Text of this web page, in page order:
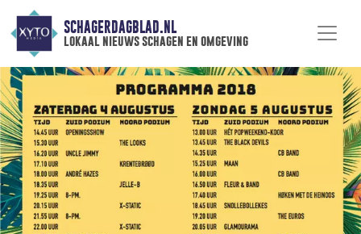
SCHAGERDAGBLAD.NL
lokaal nieuws schagen en omgeving